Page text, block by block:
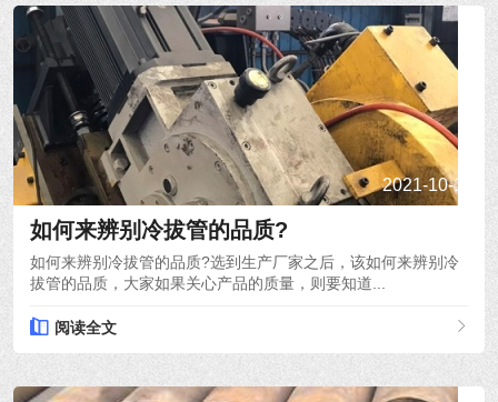
2021-10-14
如何来辨别冷拔管的品质?
如何来辨别冷拔管的品质?选到生产厂家之后，该如何来辨别冷
拔管的品质，大家如果关心产品的质量，则要知道...
阅读全文